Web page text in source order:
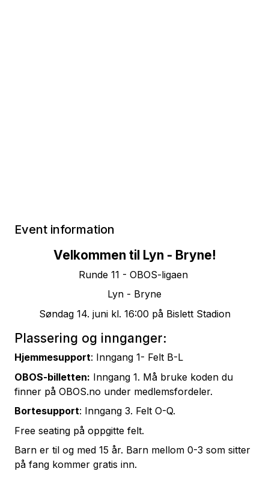
Event information
Velkommen til Lyn - Bryne!
Runde 11 - OBOS-ligaen
Lyn - Bryne
Søndag 14. juni kl. 16:00 på Bislett Stadion
Plassering og innganger:
Hjemmesupport: Inngang 1- Felt B-L
OBOS-billetten: Inngang 1. Må bruke koden du
finner på OBOS.no under medlemsfordeler.
Bortesupport: Inngang 3. Felt O-Q.
Free seating på oppgitte felt.
Barn er til og med 15 år. Barn mellom 0-3 som sitter
på fang kommer gratis inn.